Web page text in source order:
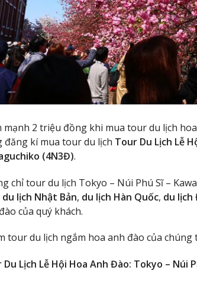
mạnh 2 triệu đồng khi mua tour du lịch
đăng kí mua tour du lịch Tour Du Lịch Lễ
(4N3Đ).
chỉ tour du lịch Tokyo – Núi Phú Sĩ –
lịch Nhật Bản, du lịch Hàn Quốc, du lịch
của quý khách.
tour du lịch ngắm hoa anh đào của chúng
Du Lịch Lễ Hội Hoa Anh Đào: Tokyo – Núi